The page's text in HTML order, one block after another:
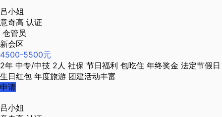
吕小姐
意奇高 认证
仓管员
新会区
4500-5500元
2年 中专/中技 2人 社保 节日福利 包吃住 年终奖金 法定节假日
生日红包 年度旅游 团建活动丰富
申请
吕小姐